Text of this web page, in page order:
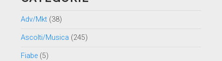
Adv/Mkt(38)
Ascolti/Musica (245)
Fiabe(5)